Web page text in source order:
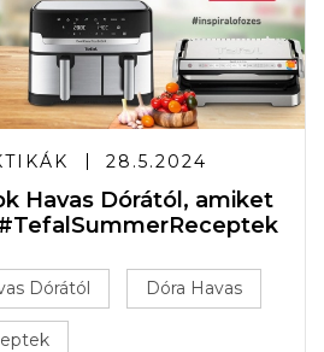
28.5.2024
Havas Dórától, amiket
Dórától Dóra Havas